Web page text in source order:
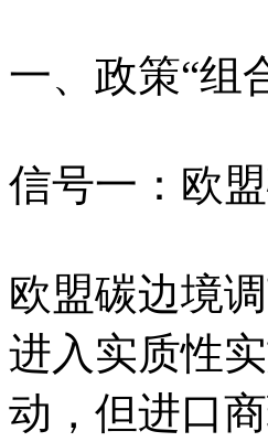
一、政策“组
信号一：欧
欧盟碳边境
进入实质性
动，但进口